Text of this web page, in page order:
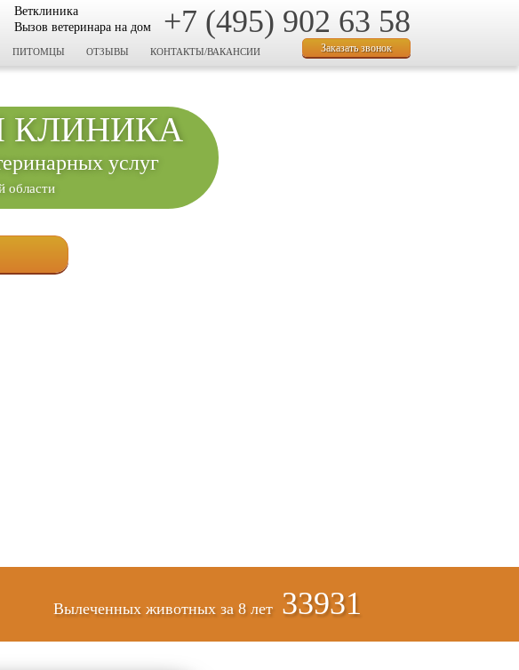
Ветклиника
Вызов ветеринара на дом
+7 (495) 902 63 58
ПИТОМЦЫ ОТЗЫВЫ КОНТАКТЫ/ВАКАНСИИ Заказать звонок
КЛИНИКА
услуг
области
Вылеченных животных за 8 лет 33931